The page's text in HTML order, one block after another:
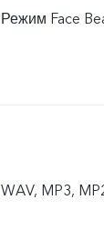
Режим Face
WAV, MP3,